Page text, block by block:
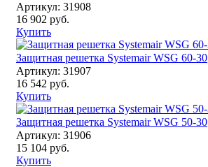
Артикул: 31908
16 902 руб.
Купить
Защитная решетка Systemair WSG 60-30
Артикул: 31907
16 542 руб.
Купить
Защитная решетка Systemair WSG 50-30
Артикул: 31906
15 104 руб.
Купить